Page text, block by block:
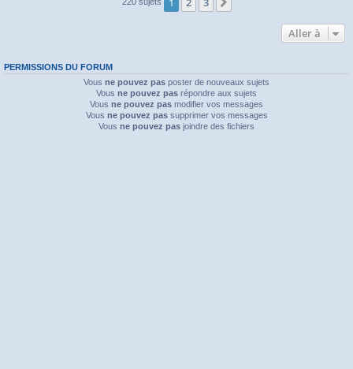
Aller à
PERMISSIONS DU FORUM
Vous ne pouvez pas poster de nouveaux sujets
Vous ne pouvez pas répondre aux sujets
Vous ne pouvez pas modifier vos messages
Vous ne pouvez passupprimer vos messages
Vous ne pouvez pas joindre des fichiers